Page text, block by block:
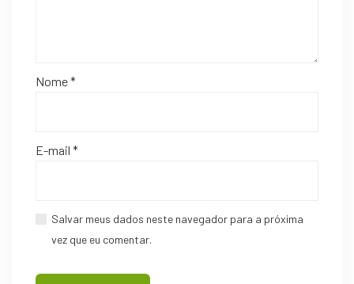
Nome*
E-mail *
Salvar meus dados neste navegador para a próxima
vez que eu comentar.